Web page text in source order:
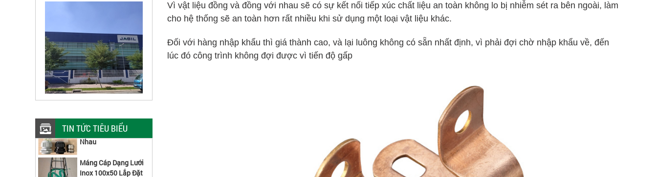
TIN TỨC TIÊU BIỂU
PG Nhựa Có Gì Khác
Nhau
Inox 100x50 Lắp Đặt
Nhà Máy Thực Phẩm
Vì vật liệu đồng và đồng với nhau sẽ có sự kết nối tiếp xúc chất liệu an toàn không lo bị nhiễm sét ra bên ngoài, làm
cho hệ thống sẽ an toàn hơn rất nhiều khi sử dụng một loại vật liệu khác.
Đối với hàng nhập khẩu thì giá thành cao, và lại luông không có sẵn nhất định, vì phải đợi chờ nhập khẩu về, đến
lúc đó công trình không đợi được vì tiến độ gấp